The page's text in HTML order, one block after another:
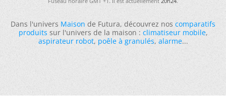
Dans l'universMaisonde Futura, découvrez noscomparatifs
produitssur l'univers de la maison :climatiseur mobile,
aspirateur robot,poêle à granulés,alarme...